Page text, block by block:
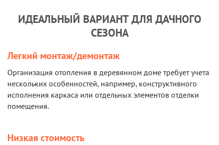
ИДЕАЛЬНЫЙ ВАРИАНТ ДЛЯ ДАЧНОГО
СЕЗОНА
Легкий монтаж/демонтаж
Организация отопления в деревянном доме требует учета
нескольких особенностей, например, конструктивного
исполнения каркаса или отдельных элементов отделки
помещения.
Низкая стоимость